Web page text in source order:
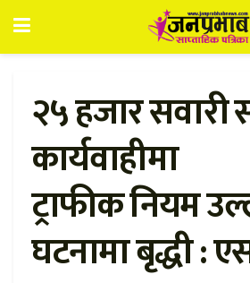
२५ हजार
कार्यवाहीमा
ट्राफीक नियम
घटनामा बृद्धी :